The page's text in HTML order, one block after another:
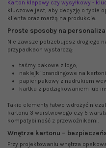
Karton klapowy czy wysyłkowy -
kluczowe jest, aby decyzję o typie
klienta oraz marżą na produkcie.
Proste sposoby na
Nie zawsze potrzebujesz drogiego
przypadkach wystarczą:
taśmy pakowe z logo,
naklejki brandingowe na
papier pakowy z nadrukiem
kartka z podziękowaniem lub
Takie elementy łatwo wdrożyć
kartonu 3 warstwowego czy 5
kompatybilność z przewoźnikami.
Wnętrze kartonu –
Przy projektowaniu wnętrza